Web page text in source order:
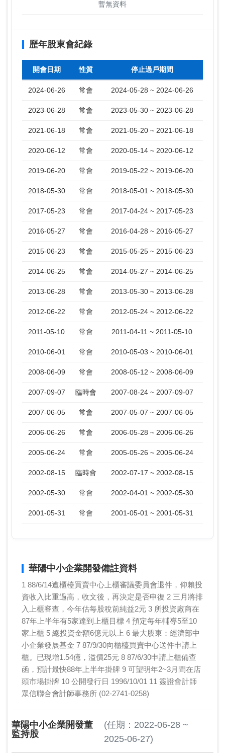
暫無資料
歷年股東會紀錄
開會日期 性質 停止過戶期間
2024-06-26 常會 2024-05-28 ~ 2024-06-26
2023-06-28 常會 2023-05-30 ~ 2023-06-28
2021-06-18 常會 2021-05-20 ~ 2021-06-18
2020-06-12 常會 2020-05-14 ~ 2020-06-12
2019-06-20 常會 2019-05-22 ~ 2019-06-20
2018-05-30 常會 2018-05-01 ~ 2018-05-30
2017-05-23 常會 2017-04-24 ~ 2017-05-23
2016-05-27 常會 2016-04-28 ~ 2016-05-27
2015-06-23 常會 2015-05-25 ~ 2015-06-23
2014-06-25 常會 2014-05-27 ~ 2014-06-25
2013-06-28 常會 2013-05-30 ~ 2013-06-28
2012-06-22 常會 2012-05-24 ~ 2012-06-22
2011-05-10 常會 2011-04-11 ~ 2011-05-10
2010-06-01 常會 2010-05-03 ~ 2010-06-01
2008-06-09 常會 2008-05-12 ~ 2008-06-09
2007-09-07 臨時會 2007-08-24 ~ 2007-09-07
2007-06-05 常會 2007-05-07 ~ 2007-06-05
2006-06-26 常會 2006-05-28 ~ 2006-06-26
2005-06-24 常會 2005-05-26 ~ 2005-06-24
2002-08-15 臨時會 2002-07-17 ~ 2002-08-15
2002-05-30 常會 2002-04-01 ~ 2002-05-30
2001-05-31 常會 2001-05-01 ~ 2001-05-31
華陽中小企業開發備註資料
1 88/6/14遭櫃檯買賣中心上櫃審議委員會退件，仰賴投
資收入比重過高，收文後，再決定是否申復 2 三月將排
入上櫃審查，今年估每股稅前純益2元 3 所投資廠商在
87年上半年有5家達到上櫃目標 4 預定每年輔導5至10
家上櫃 5 總投資金額6億元以上 6 最大股東：經濟部中
小企業發展基金 7 87/9/30向櫃檯買賣中心送件申請上
櫃。已現增1.54億，溢價25元 8 87/6/30申請上櫃備查
函，預計最快88年上半年掛牌 9 可望明年2~3月間在店
頭市場掛牌 10 公開發行日 1996/10/01 11 簽證會計師
眾信聯合會計師事務所 (02-2741-0258)
華陽中小企業開發董
監持股
(任期：2022-06-28 ~
2025-06-27)